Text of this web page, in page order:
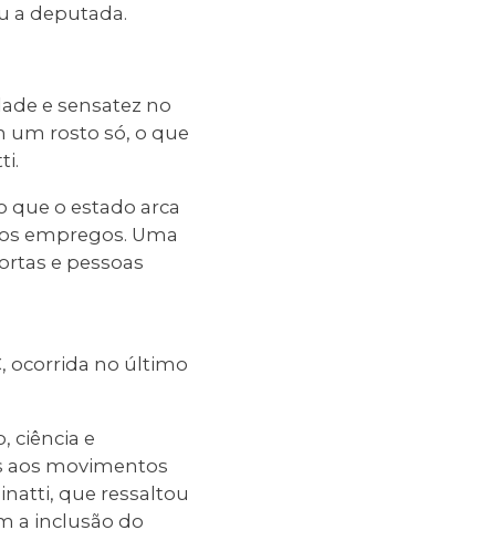
a deputada.
e sensatez no
um rosto só, o que
que o estado arca
empregos. Uma
e pessoas
ocorrida no último
ciência e
aos movimentos
que ressaltou
a inclusão do